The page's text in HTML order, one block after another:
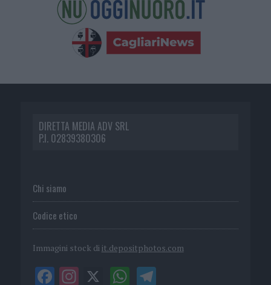
DIRETTA MEDIA ADV SRL
P.I. 02839380306
Chi siamo
Codice etico
Immagini stock di it.depositphotos.com